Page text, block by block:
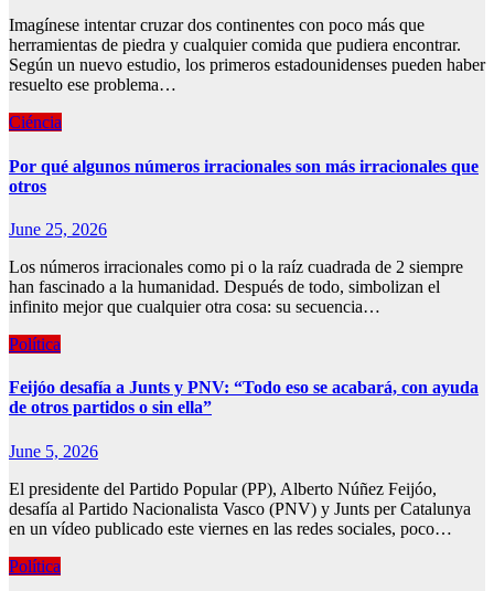
Imagínese intentar cruzar dos continentes con poco más que
herramientas de piedra y cualquier comida que pudiera encontrar.
Según un nuevo estudio, los primeros estadounidenses pueden haber
resuelto ese problema…
Ciéncia
Por qué algunos números irracionales son más irracionales que
otros
June 25, 2026
Los números irracionales como pi o la raíz cuadrada de 2 siempre
han fascinado a la humanidad. Después de todo, simbolizan el
infinito mejor que cualquier otra cosa: su secuencia…
Política
Feijóo desafía a Junts y PNV: “Todo eso se acabará, con ayuda
de otros partidos o sin ella”
June 5, 2026
El presidente del Partido Popular (PP), Alberto Núñez Feijóo,
desafía al Partido Nacionalista Vasco (PNV) y Junts per Catalunya
en un vídeo publicado este viernes en las redes sociales, poco…
Política